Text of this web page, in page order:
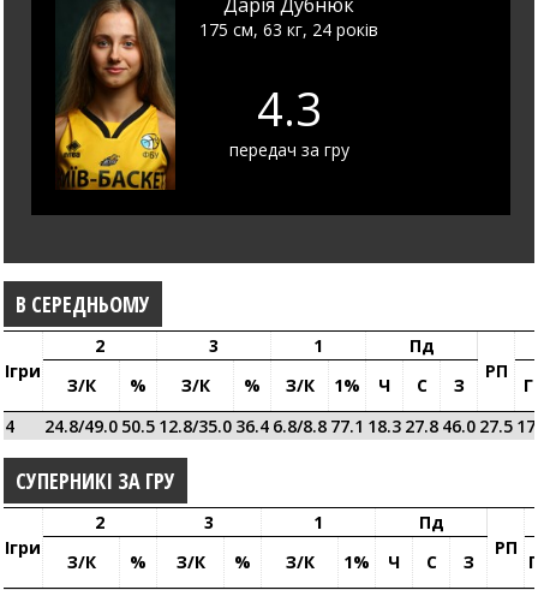
175 см, 63 кг, 24 років
4.3
передач за гру
В СЕРЕДНЬОМУ
Ігри
2 3 1
Пд
РП
З/к % З/к % З/к 1% Ч С З
4
24.8/49.0 50.5 12.8/35.0 36.4 6.8/8.8 77.1 18.3 27.8 46.0 27.5
СУПЕРНИКІ ЗА ГРУ
Ігри
2 3 1
Пд
РП
З/к % З/к % З/к 1% Ч С З